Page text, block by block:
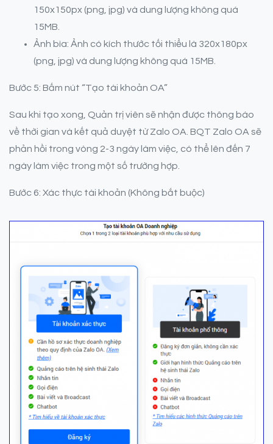
150x150px (png, jpg) và dung lượng không quá
15MB.
Ảnh bìa: Ảnh có kích thước tối thiểu là 320x180px
(png, jpg) và dung lượng không quá 15MB.
Bước 5: Bấm nút “Tạo tài khoản OA”
Sau khi tạo xong, Quản trị viên sẽ nhận được thông báo
về thời gian và kết quả duyệt từ Zalo OA. BQT Zalo OA sẽ
phản hồi trong vòng 2-3 ngày làm việc, có thể lên đến 7
ngày làm việc trong một số trường hợp.
Bước 6: Xác thực tài khoản (Không bắt buộc)